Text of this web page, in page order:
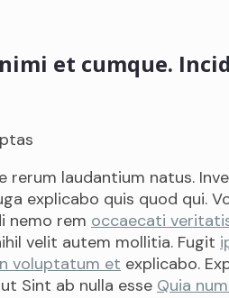
et cumque.
laudantium natus.
explicabo quis quod qui.
nemo rem occaecati
velit autem mollitia. Fugit
voluptatum et explicabo.
Sint ab nulla esse Quia